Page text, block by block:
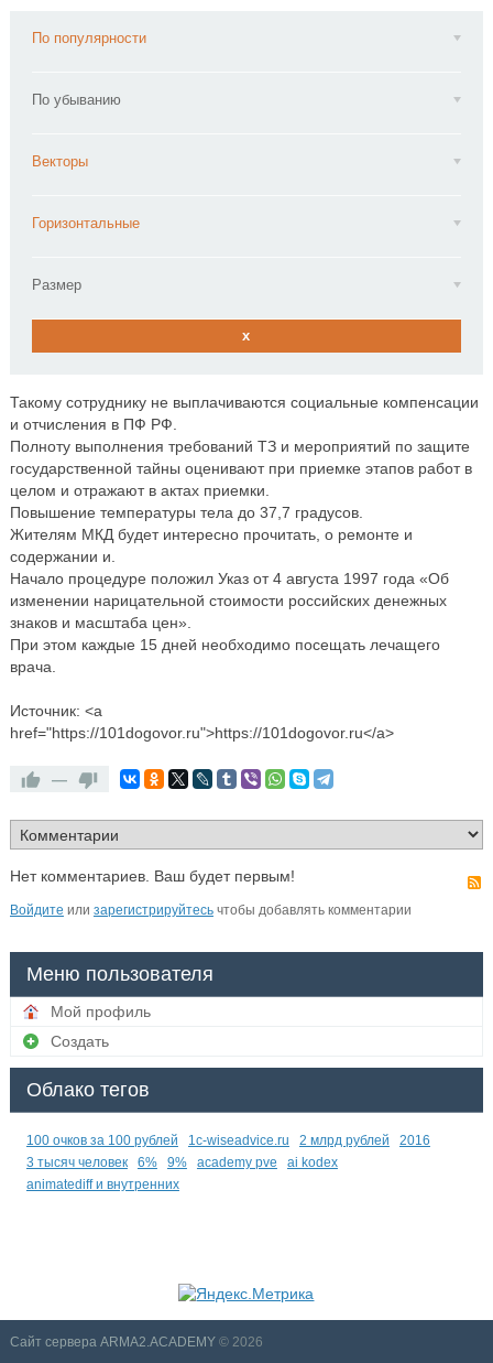
По популярности
По убыванию
Векторы
Горизонтальные
Размер
x
Такому сотруднику не выплачиваются социальные компенсации
и отчисления в ПФ РФ.
Полноту выполнения требований ТЗ и мероприятий по защите
государственной тайны оценивают при приемке этапов работ в
целом и отражают в актах приемки.
Повышение температуры тела до 37,7 градусов.
Жителям МКД будет интересно прочитать, о ремонте и
содержании и.
Начало процедуре положил Указ от 4 августа 1997 года «Об
изменении нарицательной стоимости российских денежных
знаков и масштаба цен».
При этом каждые 15 дней необходимо посещать лечащего
врача.
Источник: <a
href="https://101dogovor.ru">https://101dogovor.ru</a>
—
Нет комментариев. Ваш будет первым!
Войдите или зарегистрируйтесьчтобы добавлять комментарии
Меню пользователя
Мой профиль
Создать
Облако тегов
100 очков за 100 рублей 1c-wiseadvice.ru 2 млрд рублей
2016
3 тысяч человек
6% 9% academy pve
ai kodex
animatediff и внутренних
Сайт сервера ARMA2.ACADEMY© 2026